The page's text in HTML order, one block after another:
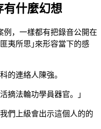
有什麼幻想
例，一樣都有把錄音公開在
夷所思｣來形容當下的感
的連絡人陳強。
摘法輪功學員器官。｣
們上級會出示這個人的的